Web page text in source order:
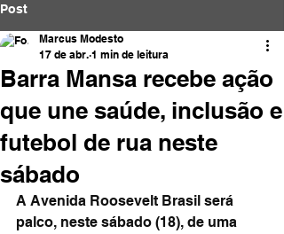
Post
Barra Mansa recebe ação
que une saúde, inclusão e
futebol de rua neste
sábado
Marcus Modesto
17 de abr. 1 min de leitura
A Avenida Roosevelt Brasil será
palco, neste sábado (18), de uma